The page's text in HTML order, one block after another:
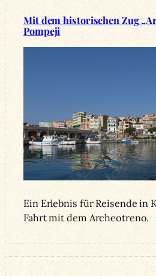
Mit dem historischen Zug
Pompeji
Ein Erlebnis für Reisende in
Fahrt mit dem Archeotreno.